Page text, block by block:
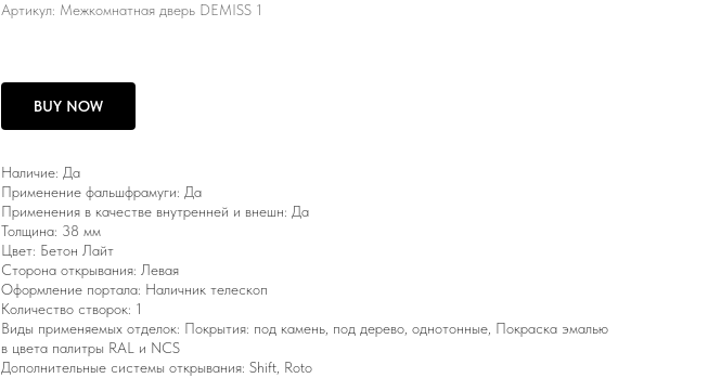
Артикул: Межкомнатная дверь DEMISS 1
BUY NOW
Наличие: Да
Применение фальшфрамуги: Да
Применения в качестве внутренней и внешн: Да
Толщина: 38 мм
Цвет: Бетон Лайт
Сторона открывания: Левая
Оформление портала: Наличник телескоп
Количество створок: 1
Виды применяемых отделок: Покрытия: под камень, под дерево, однотонные, Покраска эмалью
в цвета палитры RAL и NCS
Дополнительные системы открывания: Shift, Roto